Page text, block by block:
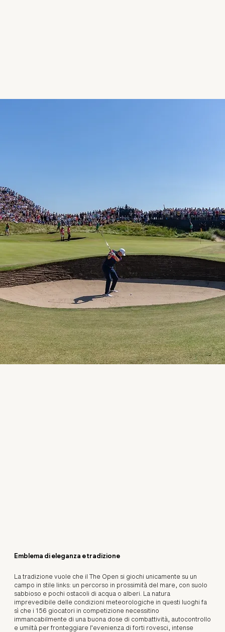
Emblema di eleganza e tradizione
La tradizione vuole che il The Open si giochi unicamente su un
campo in stile links: un percorso in prossimità del mare, con suolo
sabbioso e pochi ostacoli di acqua o alberi. La natura
imprevedibile delle condizioni meteorologiche in questi luoghi fa
sì che i 156 giocatori in competizione necessitino
immancabilmente di una buona dose di combattività, autocontrollo
e umiltà per fronteggiare l’evenienza di forti rovesci, intense